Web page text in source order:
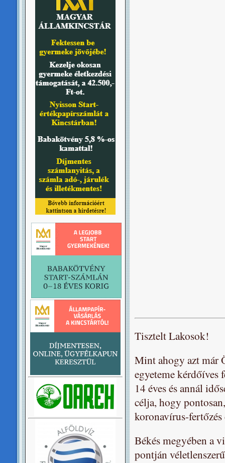
Tisztelt Lakosok!
Mint ahogy azt már
egyeteme kérdőíves
14 éves és annál
célja, hogy
koronavírus-
Békés megyében a
pontján